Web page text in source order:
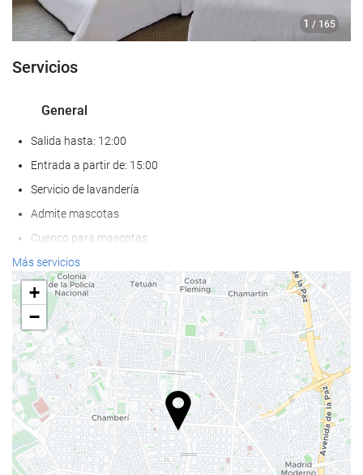
1 / 165
Servicios
General
Salida hasta: 12:00
Entrada a partir de: 15:00
Servicio de lavandería
Admite mascotas
Cuenco para mascotas
Aire Acondicionado
Calefacción
Ascensor
AAdaptado para personas con movilidad reducida
Habitaciones No fumadores
Hotel no fumadores
Zona de fumadores
Habitaciones insonorizadas
Más servicios
+
−